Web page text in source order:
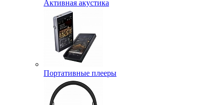
Активная акустика
Портативные плееры